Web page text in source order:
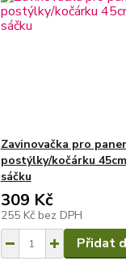
Zavinovačka pro
postýlky/kočárku
sáčku
309 Kč
255 Kč bez DPH
Přidat